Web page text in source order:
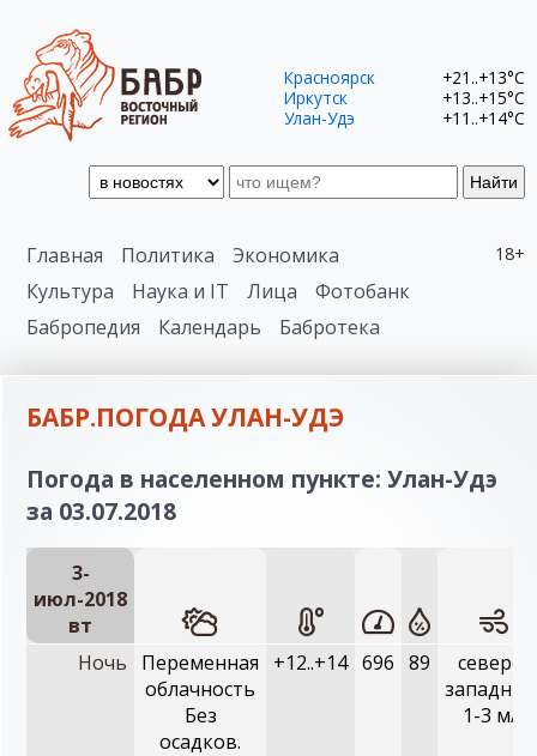
Найти
Красноярск
+21..+13°C
Иркутск
+13..+15°C
Улан-Удэ
+11..+14°C
18+
Главная Политика
Экономика
Культура
Наука и IT Лица
Фотобанк
Бабропедия
Календарь Бабротека
БАБР.ПОГОДА УЛАН-УДЭ
Погода в населенном пункте: Улан-Удэ
за 03.07.2018
3-
июл-2018
вт
Ночь
Переменная
облачность
Без
осадков.
+12..+14 696 89
северо-
1-3 м/с